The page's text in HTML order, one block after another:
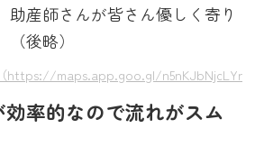
助産師さんが皆さん優しく寄り
後略）
https://maps.app.goo.gl/
率的なので流れがスム